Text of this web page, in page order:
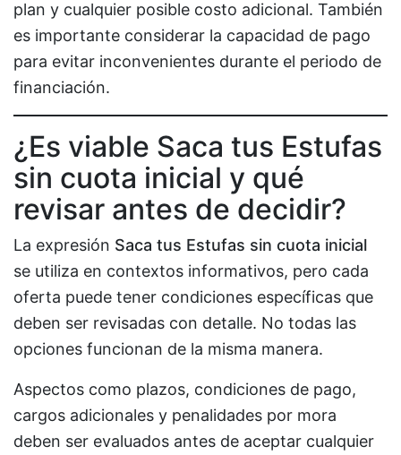
plan y cualquier posible costo adicional. También
es importante considerar la capacidad de pago
para evitar inconvenientes durante el periodo de
financiación.
¿Es viable Saca tus Estufas
sin cuota inicial y qué
revisar antes de decidir?
La expresión Saca tus Estufas sin cuota inicial
se utiliza en contextos informativos, pero cada
oferta puede tener condiciones específicas que
deben ser revisadas con detalle. No todas las
opciones funcionan de la misma manera.
Aspectos como plazos, condiciones de pago,
cargos adicionales y penalidades por mora
deben ser evaluados antes de aceptar cualquier